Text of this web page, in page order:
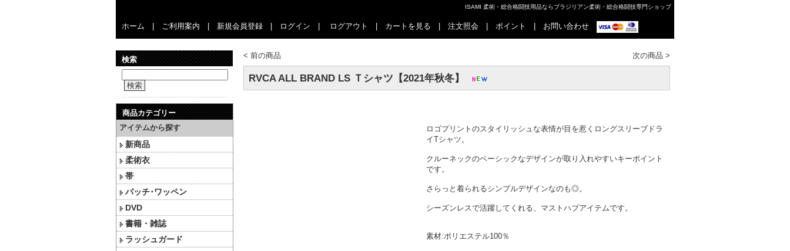
ISAMI 柔術・総合格闘技用品ならブラジリアン柔術・総合格闘技専門ショップ
ホーム ご利用案内 新規会員登録 ログイン ログアウト カートを見る 注文照会 ポイント お問い合わせ
検索
検索
商品カテゴリー
アイテムから探す
新商品
柔術衣
帯
パッチ･ワッペン
DVD
書籍・雑誌
ラッシュガード
< 前の商品 次の商品 >
RVCA ALL BRAND LS Ｔシャツ【2021年秋冬】
ロゴプリントのスタイリッシュな表情が目を惹くロングスリーブドラ
イTシャツ。
クルーネックのベーシックなデザインが取り入れやすいキーポイント
です。
さらっと着られるシンプルデザインなのも◎。
シーズンレスで活躍してくれる、マストハブアイテムです。
素材:ポリエステル100％